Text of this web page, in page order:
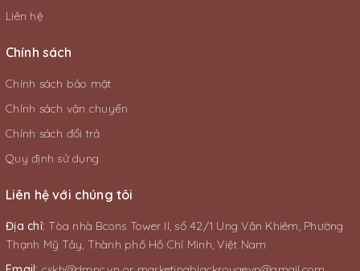
Liên hệ
Chính sách
Chính sách bảo mật
Chính sách vận chuyển
Chính sách đổi trả
Quy định sử dụng
Liên hệ với chúng tôi
Địa chỉ: Tòa nhà Bcons Tower II, số 42/1 Ung Văn Khiêm, Phường
Thạnh Mỹ Tây, Thành phố Hồ Chí Minh, Việt Nam